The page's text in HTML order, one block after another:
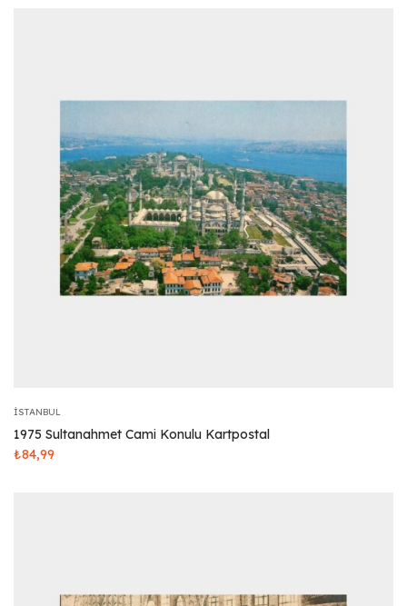
İSTANBUL
1975 Sultanahmet Cami Konulu Kartpostal
₺84,99